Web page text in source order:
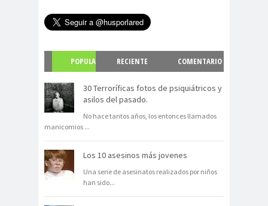
POPULA
R
RECIENTE
COMENTARIO
30 Terroríficas fotos de psiquiátricos y
asilos del pasado.
No hace tantos años, los entonces llamados
manicomios ...
Los 10 asesinos más jovenes
Una serie de asesinatos realizados por niños
han sido...